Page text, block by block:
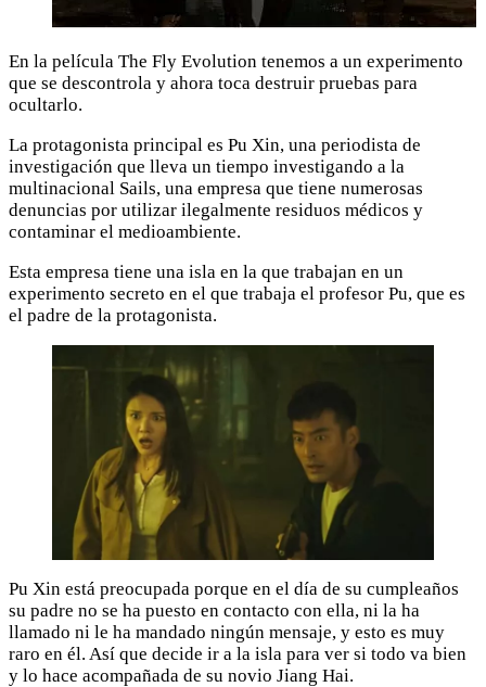
En la película The Fly Evolution tenemos a un experimento
que se descontrola y ahora toca destruir pruebas para
ocultarlo.
La protagonista principal es Pu Xin, una periodista de
investigación que lleva un tiempo investigando a la
multinacional Sails, una empresa que tiene numerosas
denuncias por utilizar ilegalmente residuos médicos y
contaminar el medioambiente.
Esta empresa tiene una isla en la que trabajan en un
experimento secreto en el que trabaja el profesor Pu, que es
el padre de la protagonista.
Pu Xin está preocupada porque en el día de su cumpleaños
su padre no se ha puesto en contacto con ella, ni la ha
llamado ni le ha mandado ningún mensaje, y esto es muy
raro en él. Así que decide ir a la isla para ver si todo va bien
y lo hace acompañada de su novio Jiang Hai.